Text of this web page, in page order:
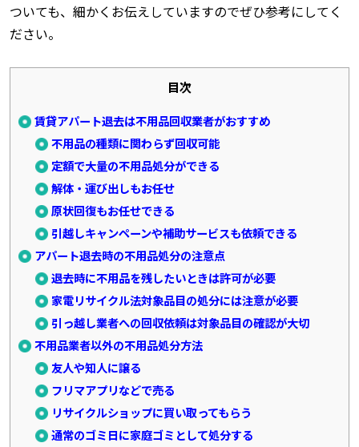
ついても、細かくお伝えしていますのでぜひ参考にしてく
ださい。
目次
賃貸アパート退去は不用品回収業者がおすすめ
不用品の種類に関わらず回収可能
定額で大量の不用品処分ができる
解体・運び出しもお任せ
原状回復もお任せできる
引越しキャンペーンや補助サービスも依頼できる
アパート退去時の不用品処分の注意点
退去時に不用品を残したいときは許可が必要
家電リサイクル法対象品目の処分には注意が必要
引っ越し業者への回収依頼は対象品目の確認が大切
不用品業者以外の不用品処分方法
友人や知人に譲る
フリマアプリなどで売る
リサイクルショップに買い取ってもらう
通常のゴミ日に家庭ゴミとして処分する